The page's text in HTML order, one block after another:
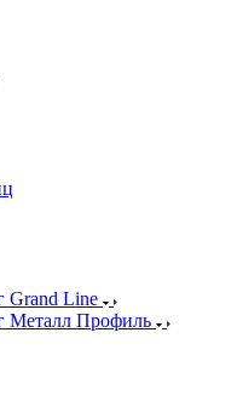
Grand Line
Металл Профиль